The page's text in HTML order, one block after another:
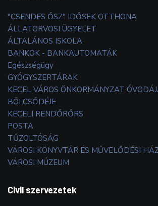
"CSENDES ŐSZ" IDŐSEK OTTHONA
ÁLLATORVOSI ÜGYELET
ÁLTALÁNOS ISKOLA
BANKOK - BANKAUTOMATÁK
Egészségügy
GYÓGYSZERTÁRAK
KECEL VÁROS ÖNKORMÁNYZAT
BÖLCSŐDÉJE
KECELI RENDŐRŐRS
POSTA
TŰZOLTÓSÁG
VÁROSI KÖNYVTÁR ÉS MŰVELŐDÉSI
VÁROSI MÚZEUM
Civil szervezetek